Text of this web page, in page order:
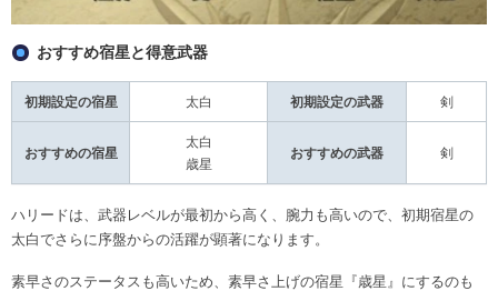
おすすめ宿星と得意武器
初期設定の宿星 太白 初期設定の武器 剣
おすすめの宿星
太白
歳星
おすすめの武器 剣
ハリードは、武器レベルが最初から高く、腕力も高いので、初期宿星の
太白でさらに序盤からの活躍が顕著になります。
素早さのステータスも高いため、素早さ上げの宿星『歳星』にするのも